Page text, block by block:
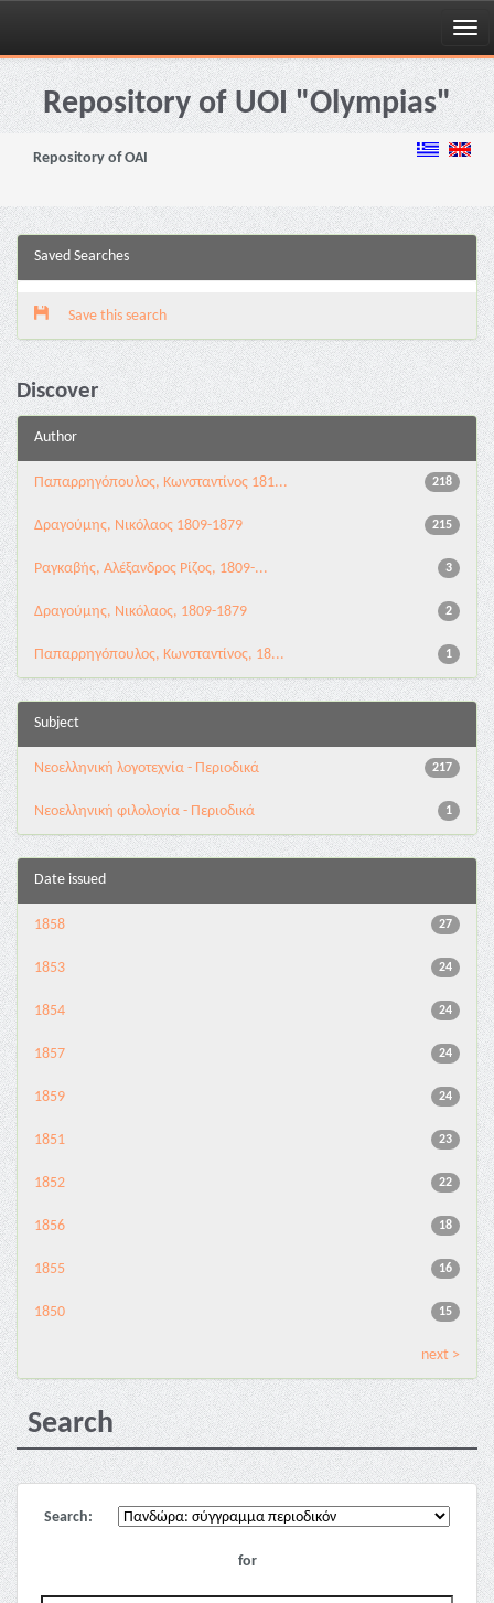
Skip
navigationRepository of UOI "Olympias"
Repository of OAI
Saved Searches
Save this search
Discover
Author
218
Παπαρρηγόπουλος, Κωνσταντίνος 181...
215
Δραγούμης, Νικόλαος 1809-1879
3
Ραγκαβής, Αλέξανδρος Ρίζος, 1809-...
2
Δραγούμης, Νικόλαος, 1809-1879
1
Παπαρρηγόπουλος, Κωνσταντίνος, 18...
Subject
217
Νεοελληνική λογοτεχνία - Περιοδικά
1
Νεοελληνική φιλολογία - Περιοδικά
Date issued
27
1858
24
1853
24
1854
24
1857
24
1859
23
1851
22
1852
18
1856
16
1855
15
1850
next >
Search
Search:
for